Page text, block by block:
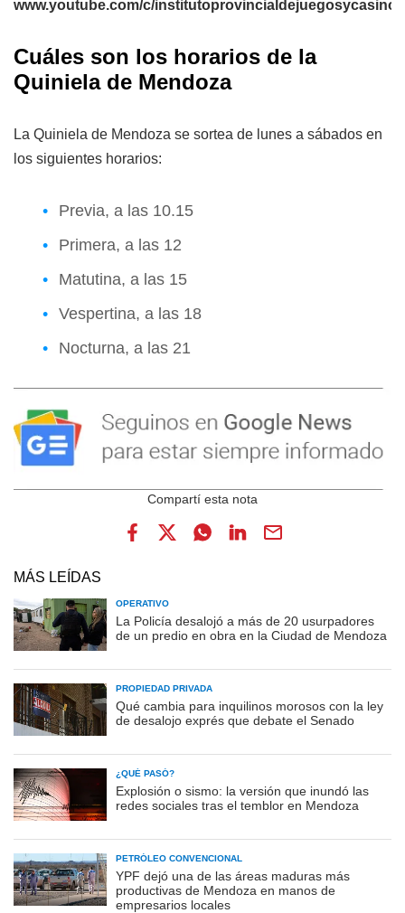
www.youtube.com/c/
Cuáles son los horarios de la
Quiniela de Mendoza
La Quiniela de Mendoza se sortea de lunes a sábados en
los siguientes horarios:
Previa, a las 10.15
Primera, a las 12
Matutina, a las 15
Vespertina, a las 18
Nocturna, a las 21
MÁS LEÍDAS
OPERATIVO
La Policía desalojó a más de 20 usurpadores
de un predio en obra en la Ciudad de Mendoza
PROPIEDAD PRIVADA
Qué cambia para inquilinos morosos con la ley
de desalojo exprés que debate el Senado
¿QUÉ PASÓ?
Explosión o sismo: la versión que inundó las
redes sociales tras el temblor en Mendoza
PETRÓLEO CONVENCIONAL
YPF dejó una de las áreas maduras más
productivas de Mendoza en manos de
empresarios locales